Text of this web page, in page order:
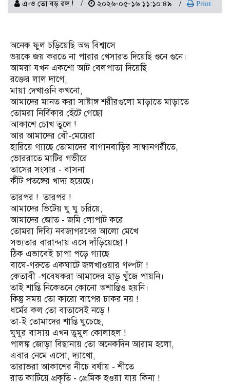
এ-ও তো বড় রঙ্গ ! ২০২৬-০৫-১৬ ১১:১০:৪৯ Print
অনেক ফুল চড়িয়েছি অন্ধ বিশ্বাসে
ভয়কে জয় করতে না পারার খেসারত দিয়েছি গুনে গুনে।
আমরা যখন একশো আট বেলপাতা দিয়েছি
রক্তের লাল দাগে,
মায়া দেখাওনি কখনো,
আমাদের মানত করা সাষ্টাঙ্গ শরীরগুলো মাড়াতে মাড়াতে
তোমরা নির্বিকার হেঁটে গেছো
আকাশে চোখ তুলে !
আর আমাদের বৌ-মেয়েরা
হারিয়ে গ্যাছে তোমাদের বাগানবাড়ির সান্ধ্যনগরীতে,
ভোররাতে মাটির গভীরে
তাসের সংসার - বাসনা
কীট পতঙ্গের খাদ্য হয়েছে।
তারপর ! তারপর !
আমাদের ভিটেয় ঘু ঘু চরিয়ে,
আমাদের জোত - জমি লোপাট করে
তোমরা দিব্যি নবজাগরণের আলো মেখে
সভ্যতার বারান্দায় এসে দাঁড়িয়েছো !
ঠিক এভাবেই চাপা পড়ে গ্যাছে
বাঘে-গরুতে একঘাটে জলখাওয়ার গল্পটা !
কেতাবী -গবেষকরা আমাদের হাড় খুঁজে পায়নি।
তাই শান্তি নিকেতনে কোনো অশান্তিও হয়নি।
কিন্তু সময় তো কারো বাপের চাকর নয় !
ধর্মের কল তো বাতাসেই নড়ে !
তা-ই তোমাদের শান্তি ঘুচেছে,
ঘুঘুর বাসায় এখন তুমুল কোলাহল !
পালঙ্ক জোড়া বিছানায় তো অনেকদিন আরাম হলো,
এবার নেমে এসো, দ্যাখো,
তারাভরা আকাশের নীচে বর্ষায় - শীতে
রাত কাটিয়ে প্রকৃতি - প্রেমিক হওয়া যায় কিনা !